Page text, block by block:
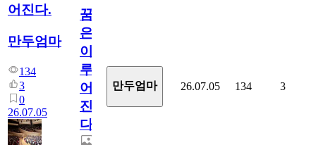
어진다.
만두엄마
134
3
0
26.07.05
꿈
은
이
루
어
진
다.
만두엄마 26.07.05 134 3